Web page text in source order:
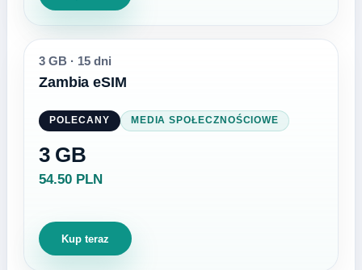
3 GB · 15 dni
Zambia eSIM
POLECANY MEDIA SPOŁECZNOŚCIOWE
3 GB
54.50 PLN
Kup teraz